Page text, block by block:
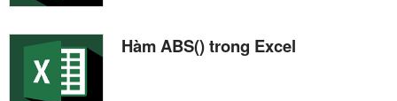
Hàm ABS() trong Excel